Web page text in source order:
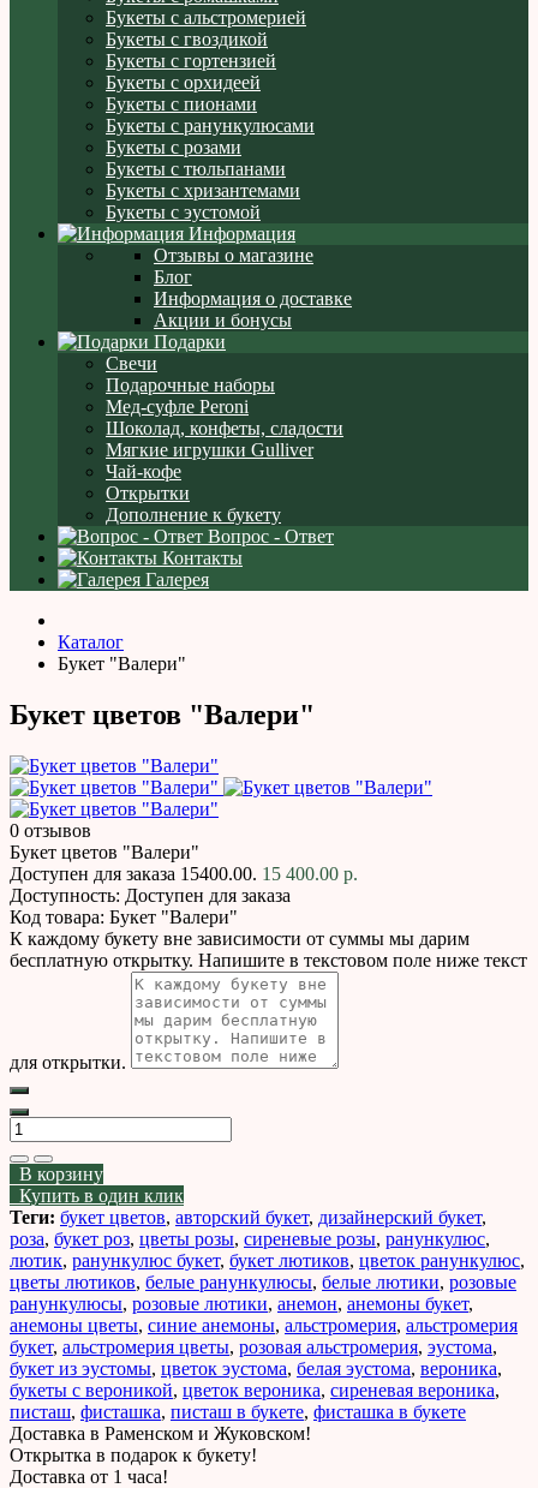
Букеты с альстромерией
Букеты с гвоздикой
Букеты с гортензией
Букеты с орхидеей
Букеты с пионами
Букеты с ранункулюсами
Букеты с розами
Букеты с тюльпанами
Букеты с хризантемами
Букеты с эустомой
Информация
Отзывы о магазине
Блог
Информация о доставке
Акции и бонусы
Подарки
Свечи
Подарочные наборы
Мед-суфле Peroni
Шоколад, конфеты, сладости
Мягкие игрушки Gulliver
Чай-кофе
Открытки
Дополнение к букету
Вопрос - Ответ
Контакты
Галерея
Каталог
Букет "Валери"
Букет цветов "Валери"
0 отзывов
Букет цветов "Валери"
Доступен для заказа 15400.00. 15 400.00 р.
Доступность: Доступен для заказа
Код товара: Букет "Валери"
К каждому букету вне зависимости от суммы мы дарим
бесплатную открытку. Напишите в текстовом поле ниже текст
для открытки.
В корзину
Купить в один клик
Теги: букет цветов, авторский букет, дизайнерский букет,
роза, букет роз, цветы розы, сиреневые розы, ранункулюс,
лютик, ранункулюс букет, букет лютиков, цветок ранункулюс,
цветы лютиков, белые ранункулюсы, белые лютики, розовые
ранункулюсы, розовые лютики, анемон, анемоны букет,
анемоны цветы, синие анемоны, альстромерия, альстромерия
букет, альстромерия цветы, розовая альстромерия, эустома,
букет из эустомы, цветок эустома, белая эустома, вероника,
букеты с вероникой, цветок вероника, сиреневая вероника,
писташ, фисташка, писташ в букете, фисташка в букете
Доставка в Раменском и Жуковском!
Открытка в подарок к букету!
Доставка от 1 часа!